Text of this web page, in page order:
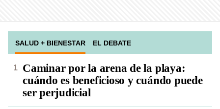
SALUD + BIENESTAR EL DEBATE
Caminar por la arena de la playa:
cuándo es beneficioso y cuándo puede
ser perjudicial